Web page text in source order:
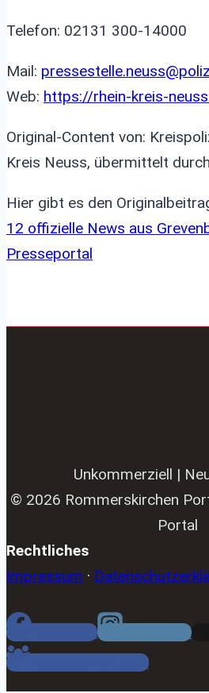
Telefon: 02131 300-14000
Mail:
Web: https://rhein-kreis-
Original-Content von:
Kreis Neuss, übermittelt
Hier gibt es den
12 offizielle News aus
Presseportal
Unkommerziell |
© 2026 Rommerskirchen
Portal
Rechtliches
Impressum ·
Facebook Instagram
Facebook Gruppe